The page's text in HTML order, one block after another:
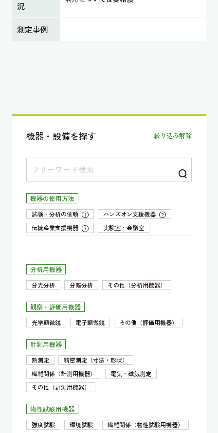
況
測定事例
機器・設備を探す 絞り込み解除
機器の使用方法
試験・分析の依頼 ? ハンズオン支援機器 ?
伝統産業支援機器 ? 実験室・会議室
分析用機器
分光分析 分離分析 その他（分析用機器）
観察・評価用機器
光学顕微鏡 電子顕微鏡 その他（評価用機器）
計測用機器
熱測定
精密測定（寸法・形状）
繊維関係（計測用機器）
電気・磁気測定
その他（計測用機器）
物性試験用機器
強度試験 環境試験
繊維関係（物性試験用機器）